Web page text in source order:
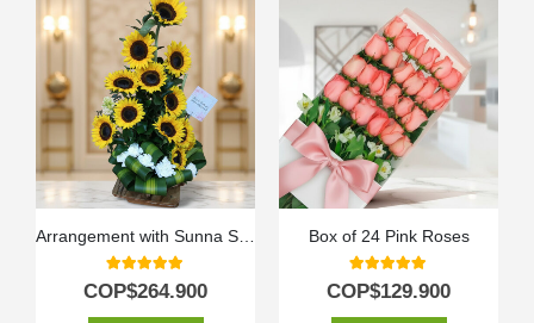
5.00out of 5
COP$264.900
Box of 24 Pink Roses
5.00out of 5
COP$129.900